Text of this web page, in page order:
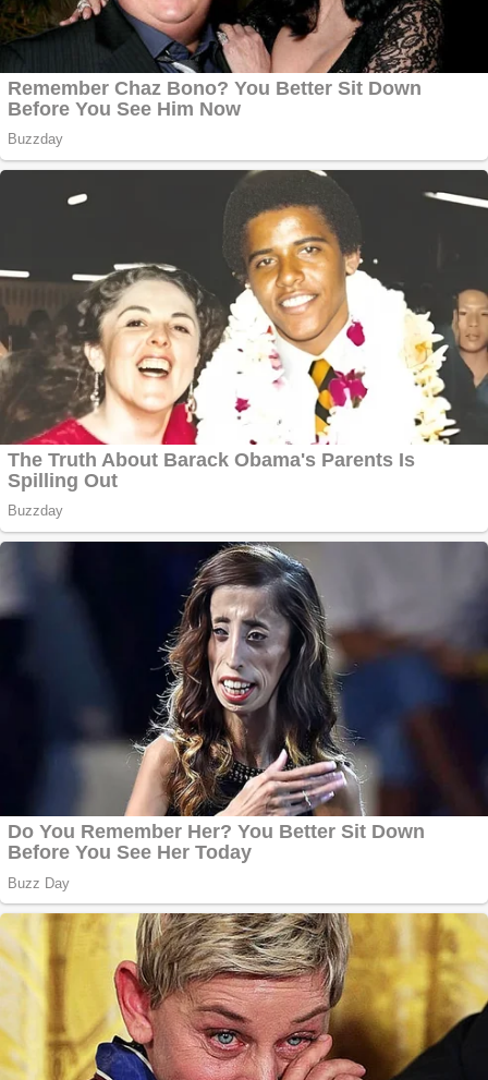
online
Apartamente 2
Aplică acum pentru
toate tipurile de
împrumuturi și
obține bani urgent!
Curatare canapele
Bucuresti. Curatare
profesionala